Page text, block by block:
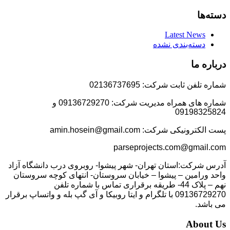
دسته‌ها
Latest News
دسته‌بندی نشده
درباره ما
شماره تلفن ثابت شرکت: 02136737695
شماره های همراه مدیریت شرکت: 09136729270 و
09198325824
پست الکترونیکی شرکت: amin.hosein@gmail.com
parseprojects.com@gmail.com
آدرس شرکت:استان تهران- شهر پیشوا- روبروی درب دانشگاه آزاد
واحد ورامین – پیشوا – خیابان سروستان- انتهای کوچه سروستان
نهم – پلاک 44- طریقه برقراری تماس با شماره تلفن
09136729270 با تلگرام و ایتا روبیکا و آی گپ بله و واتساپ برقرار
می باشد.
About Us